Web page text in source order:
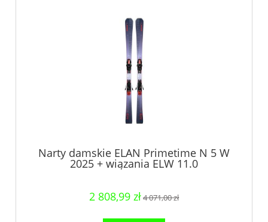
Narty damskie ELAN Primetime N 5 W
2025 + wiązania ELW 11.0
2 808,99 zł4 071,00 zł